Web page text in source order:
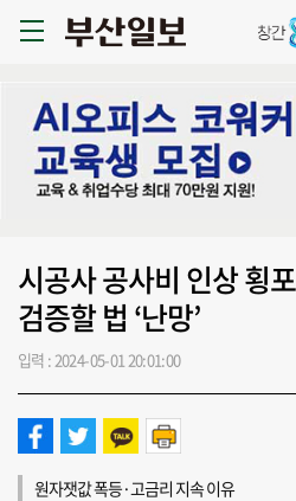
시공사 공사비 인상 횡
검증할 법 ‘난망’
입력 : 2024-05-01 20:01:00
원자잿값 폭등·고금리 지속 이유